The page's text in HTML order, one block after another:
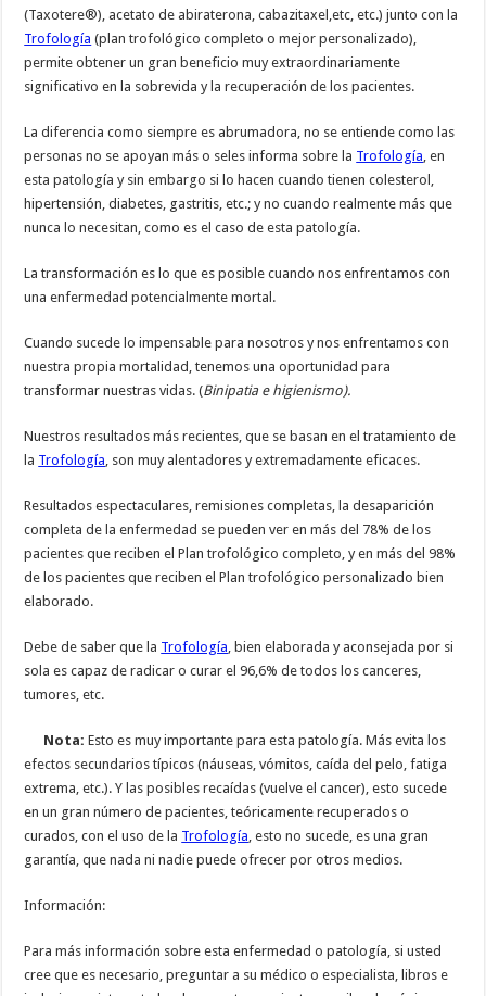
(Taxotere®), acetato de abiraterona, cabazitaxel,etc, etc.) junto con la
Trofología (plan trofológico completo o mejor personalizado),
permite obtener un gran beneficio muy extraordinariamente
significativo en la sobrevida y la recuperación de los pacientes.
La diferencia como siempre es abrumadora, no se entiende como las
personas no se apoyan más o seles informa sobre la Trofología , en
esta patología y sin embargo si lo hacen cuando tienen colesterol,
hipertensión, diabetes, gastritis, etc.; y no cuando realmente más que
nunca lo necesitan, como es el caso de esta patología.
La transformación es lo que es posible cuando nos enfrentamos con
una enfermedad potencialmente mortal.
Cuando sucede lo impensable para nosotros y nos enfrentamos con
nuestra propia mortalidad, tenemos una oportunidad para
transformar nuestras vidas. (Binipatia e higienismo).
Nuestros resultados más recientes, que se basan en el tratamiento de
la Trofología , son muy alentadores y extremadamente eficaces.
Resultados espectaculares, remisiones completas, la desaparición
completa de la enfermedad se pueden ver en más del 78% de los
pacientes que reciben el Plan trofológico completo, y en más del 98%
de los pacientes que reciben el Plan trofológico personalizado bien
elaborado.
Debe de saber que la Trofología , bien elaborada y aconsejada por si
sola es capaz de radicar o curar el 96,6% de todos los canceres,
tumores, etc.
Nota:Esto es muy importante para esta patología. Más evita los
efectos secundarios típicos (náuseas, vómitos, caída del pelo, fatiga
extrema, etc.). Y las posibles recaídas (vuelve el cancer), esto sucede
en un gran número de pacientes, teóricamente recuperados o
curados, con el uso de la Trofología , esto no sucede, es una gran
garantía, que nada ni nadie puede ofrecer por otros medios.
Información:
Para más información sobre esta enfermedad o patología, si usted
cree que es necesario, preguntar a su médico o especialista, libros e